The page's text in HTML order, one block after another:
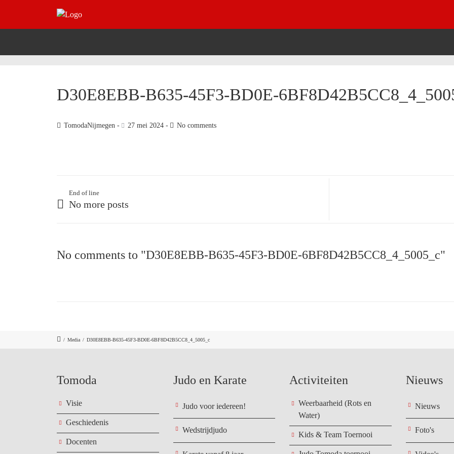
D30E8EBB-B635-45F3-BD0E-
TomodaNijmegen 27 mei 2024 No comments
End of line
No more posts
No comments to "D30E8EBB-B635-45F3-BD0E-6BF8D42B5CC8_4_5005_c"
/ Media / D30E8EBB-B635-45F3-BD0E-6BF8D42B5CC8_4_5005_c
Tomoda
Visie
Geschiedenis
Docenten
Judo en Karate
Judo voor iedereen!
Wedstrijdjudo
Activiteiten
Weerbaarheid (Rots en
Water)
Kids & Team Toernooi
Nieuws
Nieuws
Foto's